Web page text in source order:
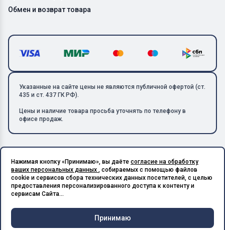
Обмен и возврат товара
Указанные на сайте цены не являются публичной офертой (ст.
435 и ст. 437 ГК РФ).
Цены и наличие товара просьба уточнять по телефону в
офисе продаж.
Copyright © 2026 ООО «Металлолом-1». Все права защищены.
Разработано в X-Point.Studio
ИНН: 5003129594 | КПП: 500301001 | ОГРН: 1185027017240
Подпишитесь на Telegram,
получите скидку 20%
Главная Каталог Корзина Меню
Нажимая кнопку «Принимаю», вы даёте согласие на обработку
ваших персональных данных , собираемых с помощью файлов
cookie и сервисов сбора технических данных посетителей, с целью
предоставления персонализированного доступа к контенту и
сервисам Сайта...
Принимаю